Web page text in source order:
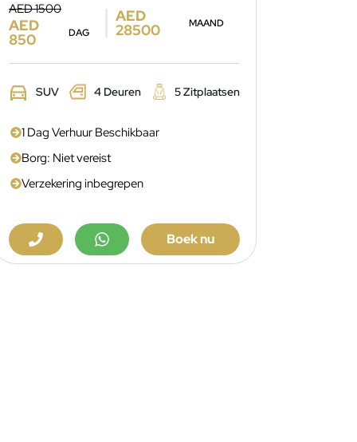
AED 1500
AED
850 DAG
AED
28500 MAAND
SUV 4 Deuren 5 Zitplaatsen
1 Dag Verhuur Beschikbaar
Borg: Niet vereist
Verzekering inbegrepen
Boek nu